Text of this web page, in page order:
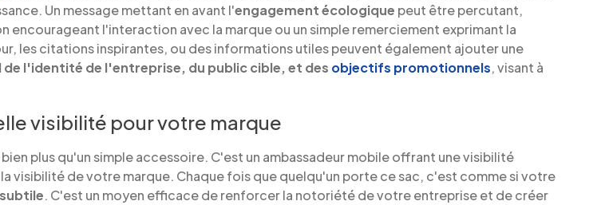
Un message mettant en avant l'engagement écologique peut être percutant,
l'interaction avec la marque ou un simple remerciement exprimant la
les citations inspirantes, ou des informations utiles peuvent également ajouter une
de l'identité de l'entreprise, du public cible, et des objectifs promotionnels, visant à
visibilité pour votre marque
plus qu'un simple accessoire. C'est un ambassadeur mobile offrant une visibilité
visibilité de votre marque. Chaque fois que quelqu'un porte ce sac, c'est comme si votre
. C'est un moyen efficace de renforcer la notoriété de votre entreprise et de créer